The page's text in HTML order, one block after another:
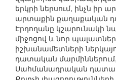
երկրի ներսում, ինչն իր
արտաքին քաղաքական
Էրդողանը կշարունակի
միջոցով և նոր
իշխանամետների
դատական
Սահմանադրական